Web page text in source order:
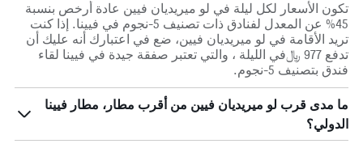
تكون الأسعار لكل ليلة في لو ميريديان فيين عادة أرخص بنسبة
45% عن المعدل لفنادق ذات تصنيف 5-نجوم في فيينا. إذا كنت
تريد الأقامة في لو ميريديان فيين، ضع في اعتبارك أنه عليك أن
تدفع 977 ﷼في الليلة ، والتي تعتبر صفقة جيدة في فيينا لقاء
فندق بتصنيف 5-نجوم.
ما مدى قرب لو ميريديان فيين من أقرب مطار، مطار فيينا
الدولي؟